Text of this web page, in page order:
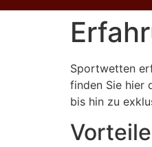
Sportwetten
finden Sie hier
bis hin zu